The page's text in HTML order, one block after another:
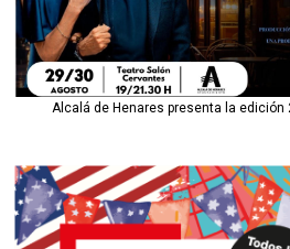
Alcalá de Henares presenta la edición